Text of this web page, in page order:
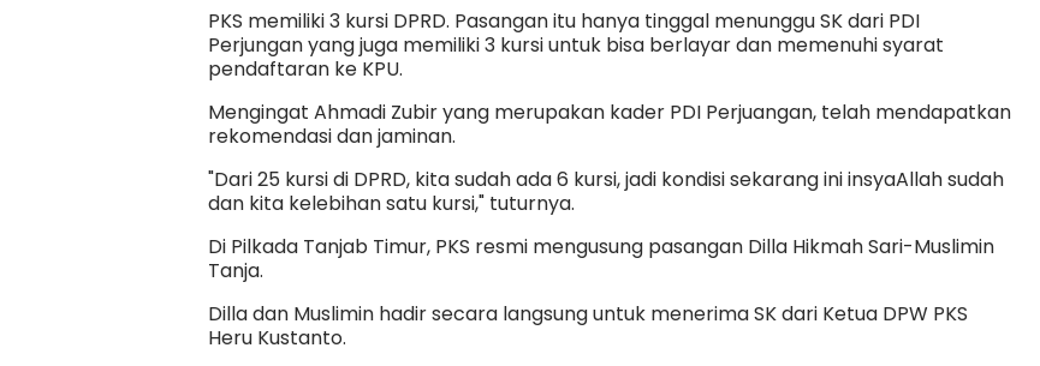
PKS memiliki 3 kursi DPRD. Pasangan itu hanya tinggal menunggu SK dari PDI
Perjungan yang juga memiliki 3 kursi untuk bisa berlayar dan memenuhi syarat
pendaftaran ke KPU.
Mengingat Ahmadi Zubir yang merupakan kader PDI Perjuangan, telah mendapatkan
rekomendasi dan jaminan.
"Dari 25 kursi di DPRD, kita sudah ada 6 kursi, jadi kondisi sekarang ini insyaAllah sudah
dan kita kelebihan satu kursi," tuturnya.
Di Pilkada Tanjab Timur, PKS resmi mengusung pasangan Dilla Hikmah Sari-Muslimin
Tanja.
Dilla dan Muslimin hadir secara langsung untuk menerima SK dari Ketua DPW PKS
Heru Kustanto.